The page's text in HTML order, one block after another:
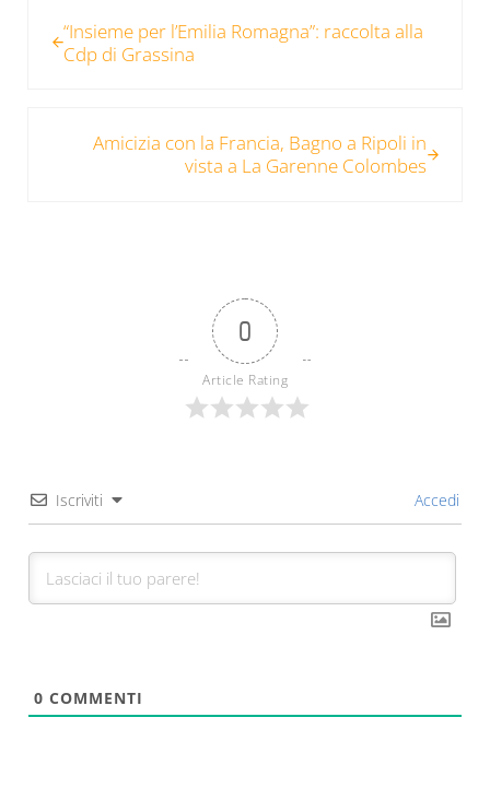
“Insieme per l’Emilia Romagna”: raccolta alla
Cdp di Grassina
Amicizia con la Francia, Bagno a Ripoli in
vista a La Garenne Colombes
0
Article Rating
Iscriviti Accedi
0 COMMENTI